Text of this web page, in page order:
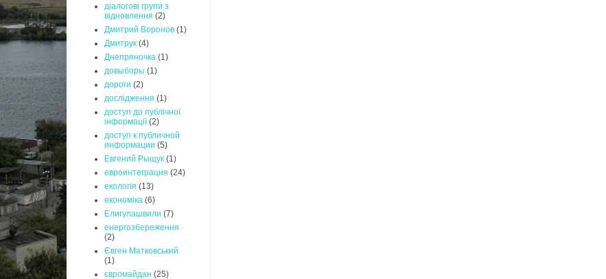
діалогові групи з
відновлення (2)
Дмитрий Воронов (1)
Дмитрук (4)
Днепряночка (1)
довыборы (1)
дороги (2)
дослідження (1)
доступ до публічної
інформації (2)
доступ к публичной
информации (5)
Евгений Рыщук (1)
евроинтеграция (24)
екологія (13)
економіка (6)
Елигулашвили (7)
енергозбереження
(2)
Євген Матковський
(1)
євромайдан (25)